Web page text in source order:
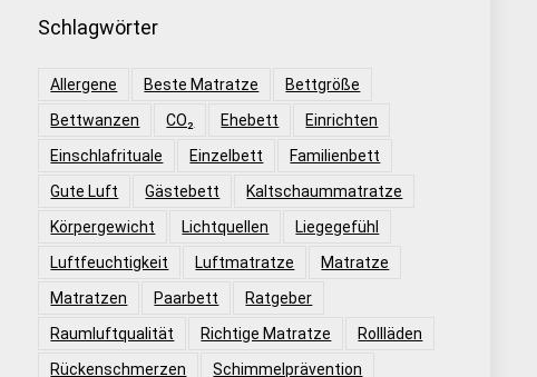
Schlagwörter
Allergene Beste Matratze
Bettgröße
Bettwanzen
CO₂ Ehebett
Einrichten
Einschlafrituale
Einzelbett
Familienbett
Gute Luft
Gästebett
Kaltschaummatratze
Körpergewicht
Lichtquellen
Liegegefühl
Luftfeuchtigkeit
Luftmatratze
Matratze
Matratzen
Paarbett
Ratgeber
Raumluftqualität
Richtige Matratze
Rollläden
Rückenschmerzen
Schimmelprävention